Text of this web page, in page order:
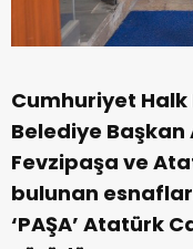
Cumhuriyet
Belediye Başkan
Fevzipaşa ve
bulunan
‘PAŞA’ Atatürk